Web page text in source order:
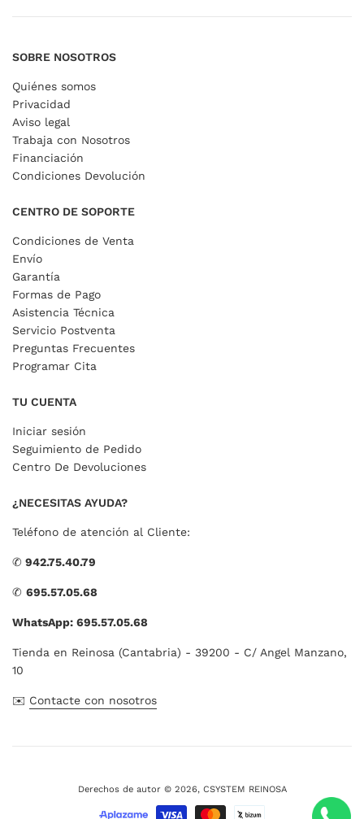
SOBRE NOSOTROS
Quiénes somos
Privacidad
Aviso legal
Trabaja con Nosotros
Financiación
Condiciones Devolución
CENTRO DE SOPORTE
Condiciones de Venta
Envío
Garantía
Formas de Pago
Asistencia Técnica
Servicio Postventa
Preguntas Frecuentes
Programar Cita
TU CUENTA
Iniciar sesión
Seguimiento de Pedido
Centro De Devoluciones
¿NECESITAS AYUDA?
Teléfono de atención al Cliente:
✆ 942.75.40.79
✆ 695.57.05.68
WhatsApp: 695.57.05.68
Tienda en Reinosa (Cantabria) - 39200 - C/ Angel Manzano,
10
✉️ Contacte con nosotros
Derechos de autor © 2026, CSYSTEM REINOSA
Métodos